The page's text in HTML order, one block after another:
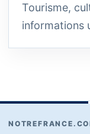
Tourisme,
informations